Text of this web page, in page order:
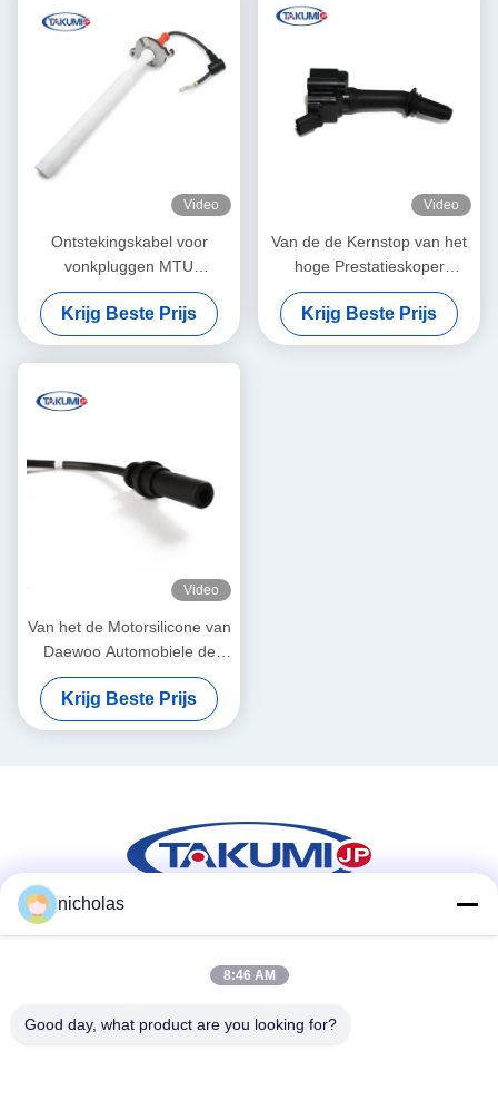
Video
Ontstekingskabel voor
vonkpluggen MTU
X52404500034 ZNG1537A
Voor motoronderdelen van
MTU 4000
Krijg Beste Prijs
Video
Van de de Kernstop van het
hoge Prestatieskoper
Draden 96450249
weerstaan Hoge druk
Krijg Beste Prijs
Video
Van het de Motorsilicone van
Daewoo Automobiele de
Bougiekabel met
Granaatscherf Met hoge
weerstand
Krijg Beste Prijs
nicholas
8:46 AM
Good day, what product are you looking for?